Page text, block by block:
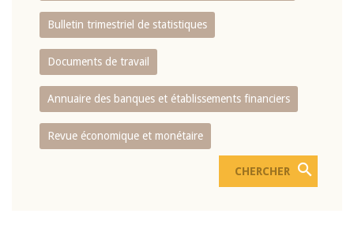
Bulletin trimestriel de statistiques
Documents de travail
Annuaire des banques et établissements financiers
Revue économique et monétaire